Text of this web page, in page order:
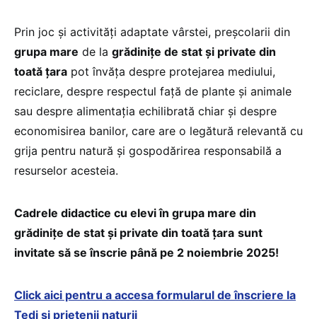
Prin joc și activități adaptate vârstei, preșcolarii din
grupa mare de la grădinițe de stat și private din
toată țara pot învăța despre protejarea mediului,
reciclare, despre respectul faţă de plante şi animale
sau despre alimentaţia echilibrată chiar și despre
economisirea banilor, care are o legătură relevantă cu
grija pentru natură şi gospodărirea responsabilă a
resurselor acesteia.
Cadrele didactice cu elevi în grupa mare din
grădinițe de stat și private din toată țara sunt
invitate să se înscrie până pe 2 noiembrie 2025!
Click aici pentru a accesa formularul de înscriere la
Tedi și prietenii naturii